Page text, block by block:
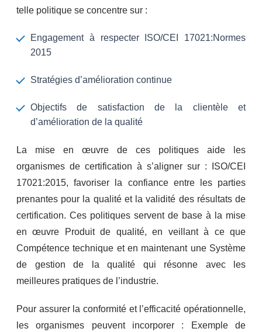
telle politique se concentre sur :
Engagement à respecter ISO/CEI 17021:Normes
2015
Stratégies d’amélioration continue
Objectifs de satisfaction de la clientèle et
d’amélioration de la qualité
La mise en œuvre de ces politiques aide les
organismes de certification à s’aligner sur : ISO/CEI
17021:2015, favoriser la confiance entre les parties
prenantes pour la qualité et la validité des résultats de
certification. Ces politiques servent de base à la mise
en œuvre Produit de qualité, en veillant à ce que
Compétence technique et en maintenant une Système
de gestion de la qualité qui résonne avec les
meilleures pratiques de l’industrie.
Pour assurer la conformité et l’efficacité opérationnelle,
les organismes peuvent incorporer : Exemple de